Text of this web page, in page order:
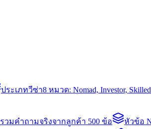
ประเภทวีซ่า8 หมวด: Nomad, Investor,
รวมคำถามจริงจากลูกค้า 500 ข้อ หัวข้อ